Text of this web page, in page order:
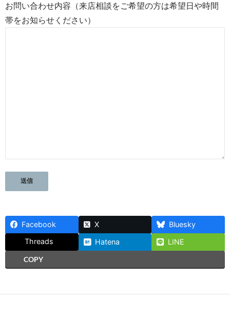
お問い合わせ内容（来店相談をご希望の方は希望日や時間
帯をお知らせください）
Facebook X
Bluesky
Threads
Hatena
LINE
COPY